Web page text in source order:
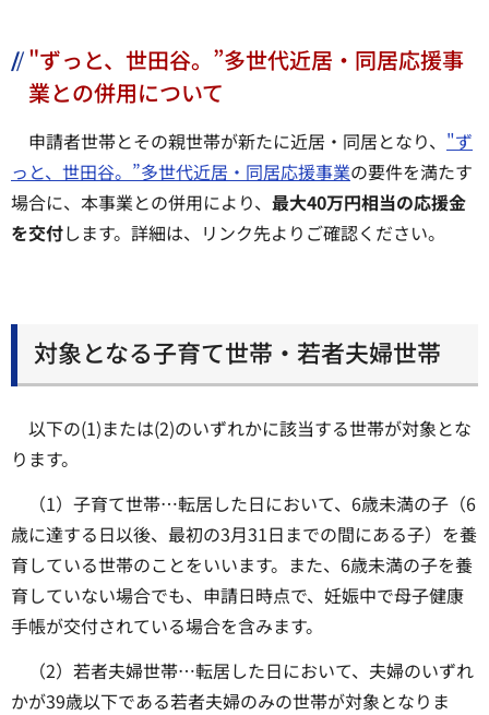
"ずっと、世田谷。”多世代近居・同居応援事
業との併用について
申請者世帯とその親世帯が新たに近居・同居となり、 "ず
っと、世田谷。”多世代近居・同居応援事業の要件を満たす
場合に、本事業との併用により、 最大40万円相当の応援金
を交付します。詳細は、リンク先よりご確認ください。
対象となる子育て世帯・若者夫婦世帯
以下の(1)または(2)のいずれかに該当する世帯が対象とな
ります。
（1）子育て世帯…転居した日において、6歳未満の子（6
歳に達する日以後、最初の3月31日までの間にある子）を養
育している世帯のことをいいます。また、6歳未満の子を養
育していない場合でも、申請日時点で、妊娠中で母子健康
手帳が交付されている場合を含みます。
（2）若者夫婦世帯…転居した日において、夫婦のいずれ
かが39歳以下である若者夫婦のみの世帯が対象となりま